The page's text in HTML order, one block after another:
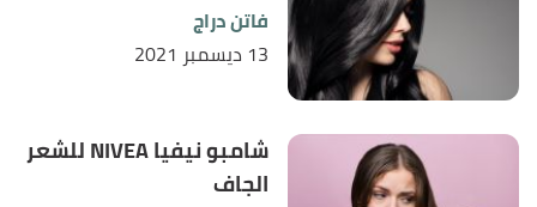
فاتن دراج
13 ديسمبر 2021
شامبو نيفيا NIVEA للشعر
الجاف